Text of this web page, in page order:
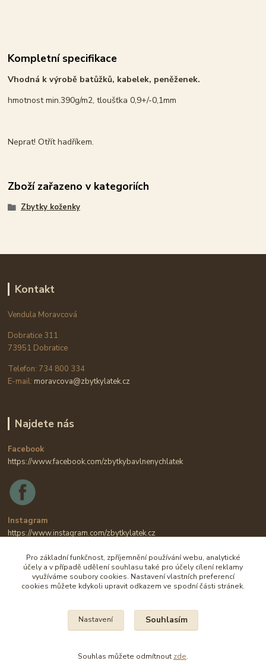
Kompletní specifikace
Vhodná k výrobě batůžků, kabelek, peněženek.
hmotnost min.390g/m2, tloušťka 0,9+/-0,1mm
Neprat! Otřít hadříkem.
Zboží zařazeno v kategoriích
Zbytky koženky
Kontakt
Vendula Moravcová
Dobratice 311
73951 Dobratice
Telefon: 734 800 334
E-mail: moravcova@zbytkylatek.cz
Najdete nás
Facebook
https://www.facebook.com/zbytkybavlnenychlatek
Instagram
https://www.instagram.com/zbytkylatek.cz
Na všechny fotografie se vztahují autorská práva.
Pro základní funkčnost, zpříjemnění používání webu, analytické
účely a v případě udělení souhlasu také pro účely cílení reklamy
využíváme soubory cookies. Nastavení vlastních preferencí
cookies můžete kdykoli upravit odkazem ve spodní části stránek.
Nastavení Souhlasím
Souhlas můžete odmítnout zde.